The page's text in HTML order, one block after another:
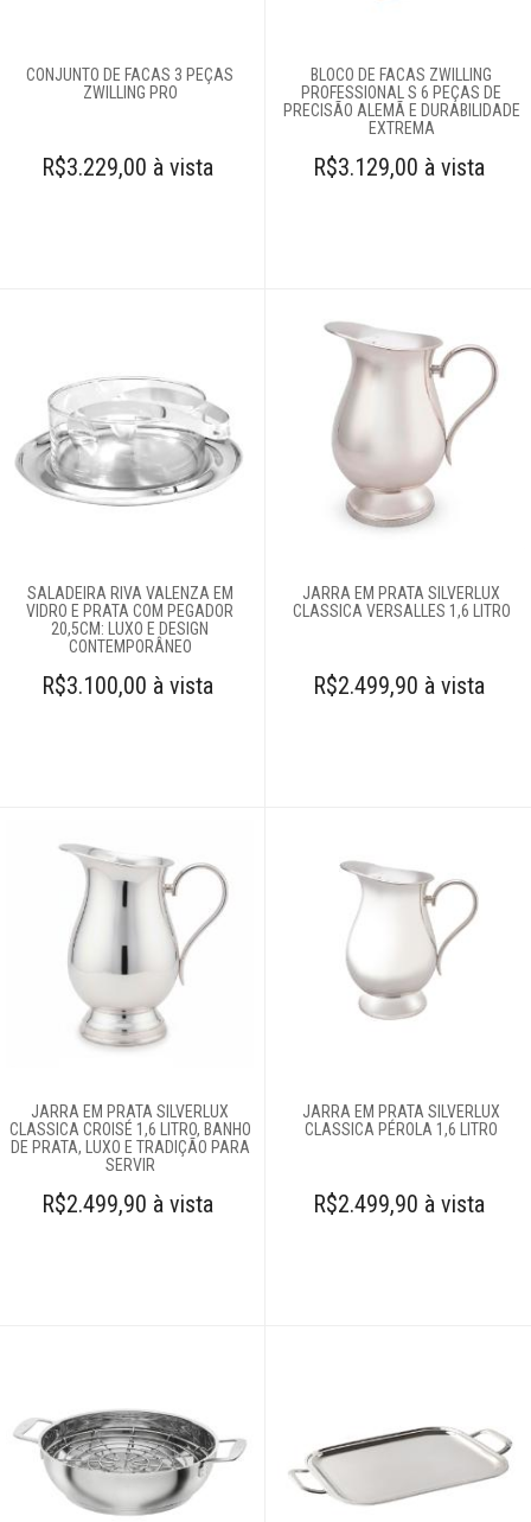
CONJUNTO DE FACAS 3 PEÇAS
ZWILLING PRO
R$3.229,00 à vista
BLOCO DE FACAS ZWILLING
PROFESSIONAL S 6 PEÇAS DE
PRECISÃO ALEMÃ E DURABILIDADE
EXTREMA
R$3.129,00 à vista
SALADEIRA RIVA VALENZA EM
VIDRO E PRATA COM PEGADOR
20,5CM: LUXO E DESIGN
CONTEMPORÂNEO
R$3.100,00 à vista
JARRA EM PRATA SILVERLUX
CLASSICA VERSALLES 1,6 LITRO
R$2.499,90 à vista
JARRA EM PRATA SILVERLUX
CLASSICA CROISÉ 1,6 LITRO, BANHO
DE PRATA, LUXO E TRADIÇÃO PARA
SERVIR
R$2.499,90 à vista
JARRA EM PRATA SILVERLUX
CLASSICA PÉROLA 1,6 LITRO
R$2.499,90 à vista